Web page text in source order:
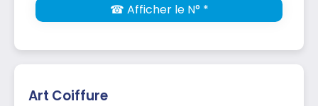
☎ Afficher le N° *
Art Coiffure